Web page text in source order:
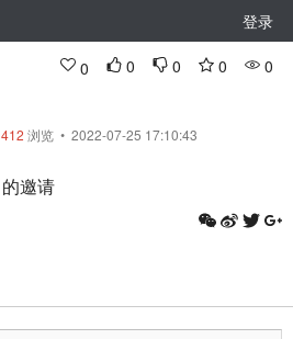
登录
0 0 0 0 0
412 浏览 • 2022-07-25 17:10:43
的邀请